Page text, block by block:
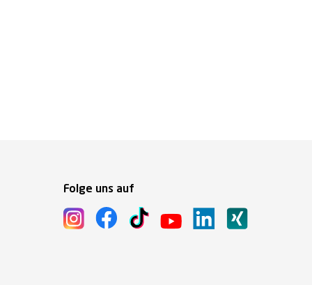
Folge uns auf